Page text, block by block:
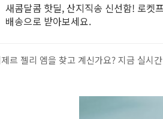
새콤달콤 핫딜, 산지직송 신선함! 로켓
배송으로 받아보세요.
르 젤리 엠을 찾고 계신가요? 지금 실시